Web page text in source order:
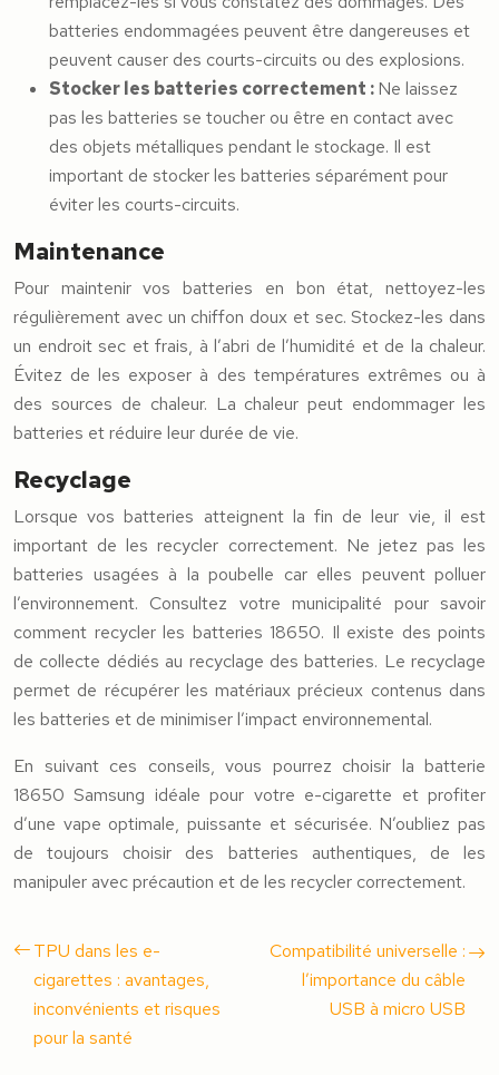
batteries endommagées peuvent être dangereuses et
peuvent causer des courts-circuits ou des explosions.
Stocker les batteries correctement :Ne laissez
pas les batteries se toucher ou être en contact avec
des objets métalliques pendant le stockage. Il est
important de stocker les batteries séparément pour
éviter les courts-circuits.
Maintenance
Pour maintenir vos batteries en bon état, nettoyez-les
régulièrement avec un chiffon doux et sec. Stockez-les dans
un endroit sec et frais, à l’abri de l’humidité et de la chaleur.
Évitez de les exposer à des températures extrêmes ou à
des sources de chaleur. La chaleur peut endommager les
batteries et réduire leur durée de vie.
Recyclage
Lorsque vos batteries atteignent la fin de leur vie, il est
important de les recycler correctement. Ne jetez pas les
batteries usagées à la poubelle car elles peuvent polluer
l’environnement. Consultez votre municipalité pour savoir
comment recycler les batteries 18650. Il existe des points
de collecte dédiés au recyclage des batteries. Le recyclage
permet de récupérer les matériaux précieux contenus dans
les batteries et de minimiser l’impact environnemental.
En suivant ces conseils, vous pourrez choisir la batterie
18650 Samsung idéale pour votre e-cigarette et profiter
d’une vape optimale, puissante et sécurisée. N’oubliez pas
de toujours choisir des batteries authentiques, de les
manipuler avec précaution et de les recycler correctement.
TPU dans les e-
cigarettes : avantages,
inconvénients et risques
pour la santé
Compatibilité universelle :
l’importance du câble
USB à micro USB